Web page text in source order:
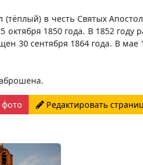
в честь Святых
1850 года. В 1852 году
30 сентября 1864 года. В мае
Редактировать